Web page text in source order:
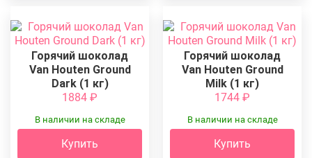
Горячий шоколад
Van Houten Ground
Dark (1 кг)
1884 ₽
В наличии на складе
Купить
Горячий шоколад
Van Houten Ground
Milk (1 кг)
1744 ₽
В наличии на складе
Купить